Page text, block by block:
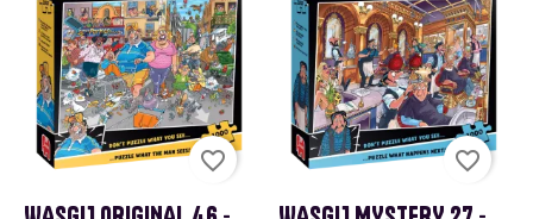
favorite_border favorite_border